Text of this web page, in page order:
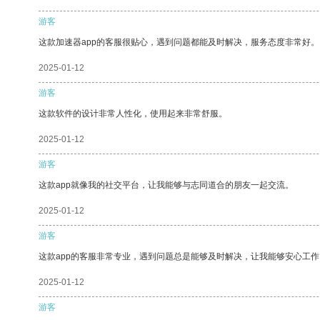
游客
这款加速器app的客服很贴心，遇到问题都能及时解决，服务态度非常好。
2025-01-12
游客
这款软件的设计非常人性化，使用起来非常舒服。
2025-01-12
游客
这款app就像我的社交平台，让我能够与志同道合的朋友一起交流。
2025-01-12
游客
这款app的客服非常专业，遇到问题总是能够及时解决，让我能够安心工
2025-01-12
游客